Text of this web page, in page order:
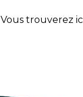
Vous trouverez